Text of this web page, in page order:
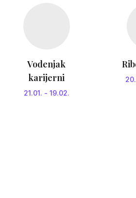
Vodenjak
karijerni
21.01. - 19.02.